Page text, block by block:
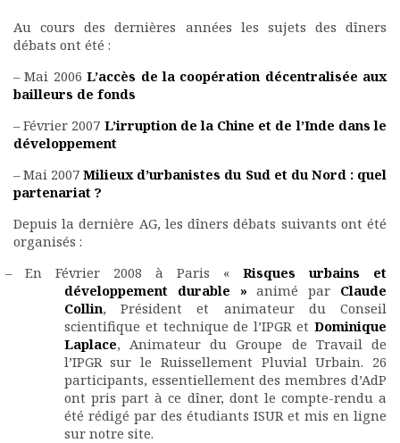
Au cours des dernières années les sujets des dîners
débats ont été :
– Mai 2006L’accès de la coopération décentralisée aux
bailleurs de fonds
– Février 2007 L’irruption de la Chine et de l’Inde dans le
développement
– Mai 2007Milieux d’urbanistes du Sud et du Nord : quel
partenariat ?
Depuis la dernière AG, les dîners débats suivants ont été
organisés :
– En Février 2008 à Paris «Risques urbains et
développement durable »animé par Claude
Collin, Président et animateur du Conseil
scientifique et technique de l’IPGR etDominique
Laplace, Animateur du Groupe de Travail de
l’IPGR sur le Ruissellement Pluvial Urbain. 26
participants, essentiellement des membres d’AdP
ont pris part à ce dîner, dont le compte-rendu a
été rédigé par des étudiants ISUR et mis en ligne
sur notre site.